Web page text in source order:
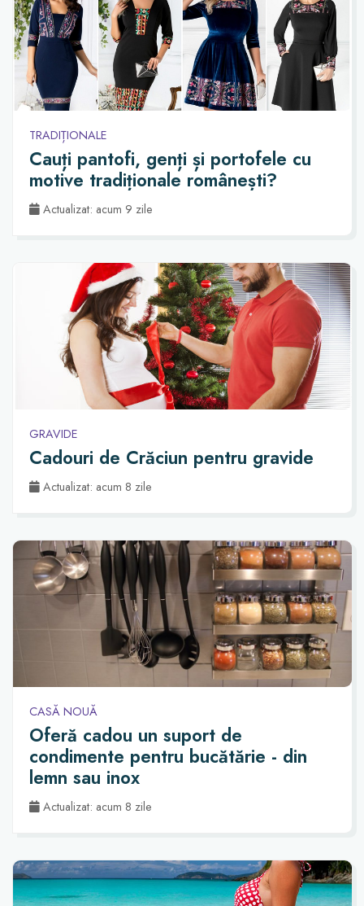
TRADIȚIONALE
Cauți pantofi, genți și portofele cu
motive tradiționale românești?
Actualizat: acum 9 zile
GRAVIDE
Cadouri de Crăciun pentru gravide
Actualizat: acum 8 zile
CASĂ NOUĂ
Oferă cadou un suport de
condimente pentru bucătărie - din
lemn sau inox
Actualizat: acum 8 zile